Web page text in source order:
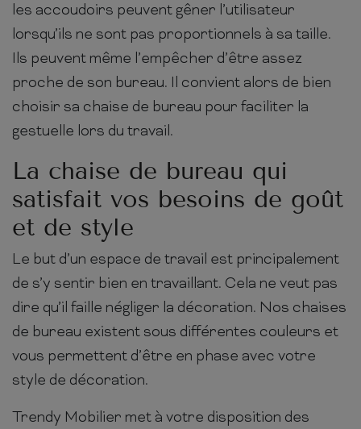
les accoudoirs peuvent gêner l’utilisateur
lorsqu’ils ne sont pas proportionnels à sa taille.
Ils peuvent même l’empêcher d’être assez
proche de son bureau. Il convient alors de bien
choisir sa chaise de bureau pour faciliter la
gestuelle lors du travail.
La chaise de bureau qui
satisfait vos besoins de goût
et de style
Le but d’un espace de travail est principalement
de s’y sentir bien en travaillant. Cela ne veut pas
dire qu’il faille négliger la décoration. Nos chaises
de bureau existent sous différentes couleurs et
vous permettent d’être en phase avec votre
style de décoration.
Trendy Mobilier met à votre disposition des